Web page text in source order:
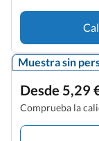
Muestra sin
Desde 5,29
Comprueba la